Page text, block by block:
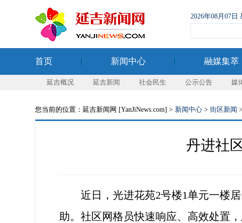
2026年08月07
首页 新闻中心 融媒集萃
延吉概况 延吉新闻 社会民生 公示公告 媒
您当前的位置：延吉新闻网 [YanJiNews.com] > 新闻中心 > 街区新闻
丹进社
近日，光进花苑2号楼1单元一楼居
助。社区网格员快速响应、高效处置